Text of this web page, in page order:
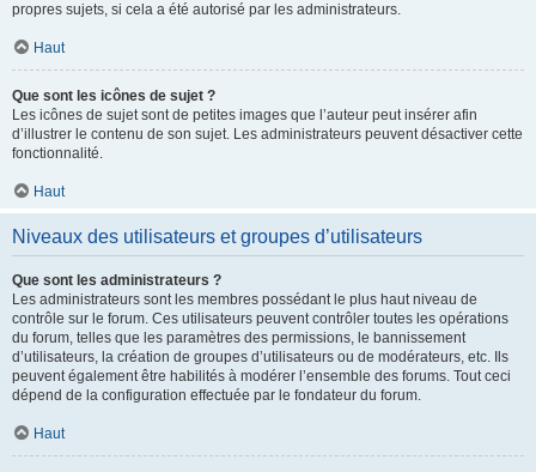
propres sujets, si cela a été autorisé par les administrateurs.
Haut
Que sont les icônes de sujet ?
Les icônes de sujet sont de petites images que l’auteur peut insérer afin
d’illustrer le contenu de son sujet. Les administrateurs peuvent désactiver cette
fonctionnalité.
Haut
Niveaux des utilisateurs et groupes d’utilisateurs
Que sont les administrateurs ?
Les administrateurs sont les membres possédant le plus haut niveau de
contrôle sur le forum. Ces utilisateurs peuvent contrôler toutes les opérations
du forum, telles que les paramètres des permissions, le bannissement
d’utilisateurs, la création de groupes d’utilisateurs ou de modérateurs, etc. Ils
peuvent également être habilités à modérer l’ensemble des forums. Tout ceci
dépend de la configuration effectuée par le fondateur du forum.
Haut